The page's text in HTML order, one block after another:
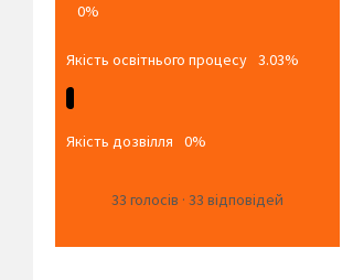
0%
Якість освітнього процесу 3.03%
Якість дозвілля 0%
33 голосів ·33 відповідей